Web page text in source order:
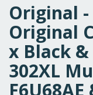
Original
Original
x Black
302XL
F6U68AE